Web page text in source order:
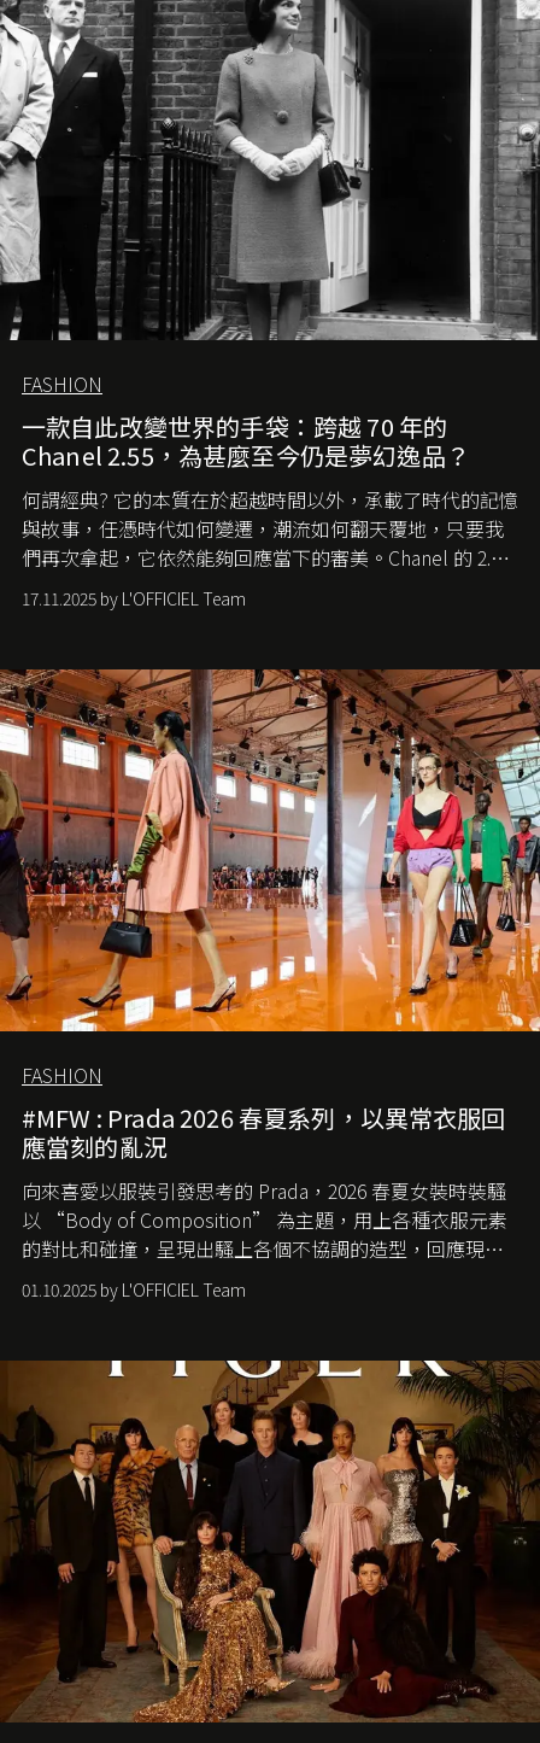
FASHION
一款自此改變世界的手袋：跨越 70 年的
Chanel 2.55，為甚麼至今仍是夢幻逸品？
何謂經典? 它的本質在於超越時間以外，承載了時代的記憶
與故事，任憑時代如何變遷，潮流如何翻天覆地，只要我
們再次拿起，它依然能夠回應當下的審美。Chanel 的 2.55
手袋更是這樣存在，自問世至今，一直有着舉足輕重的地
位。如果說每個女生的第一個夢想手袋是 Chanel，那 2.55
愛它的雋永與優雅。那麼這個手袋是怎麼誕生的呢？又為
甚麼取名叫 2.55 ？今天就由《L'Officiel HK》帶你穿越流金
歲月，回顧 2.55 的誕生故事。
17.11.2025 by L'OFFICIEL Team
FASHION
#MFW : Prada 2026 春夏系列，以異常衣服回
應當刻的亂況
向來喜愛以服裝引發思考的 Prada，2026 春夏女裝時裝騷
以 “Body of Composition” 為主題，用上各種衣服元素
的對比和碰撞，呈現出騷上各個不協調的造型，回應現今
社會各種資訊、文化超載的現象。
01.10.2025 by L'OFFICIEL Team